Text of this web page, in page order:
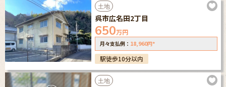
土地
呉市広名田2丁目
650万円
月々支払例： 18,960円*
駅徒歩10分以内
土地